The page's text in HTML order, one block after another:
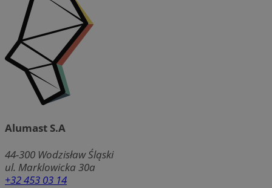
Alumast S.A
44-300 Wodzisław Śląski
ul. Marklowicka 30a
+32 453 03 14